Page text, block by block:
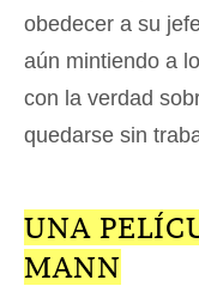
obedecer a su
aún mintiendo a
con la verdad
quedarse sin
UNA
MANN